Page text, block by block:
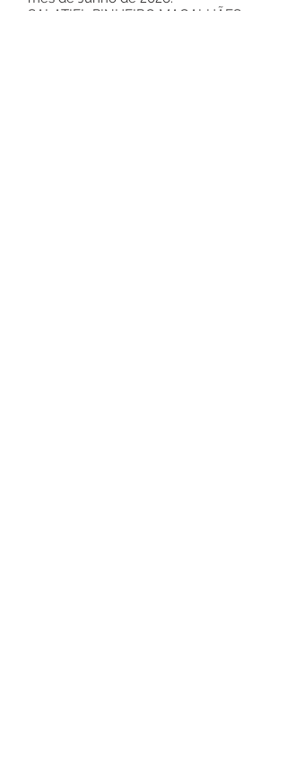
SALATIEL PINHEIRO MAGALHÃES